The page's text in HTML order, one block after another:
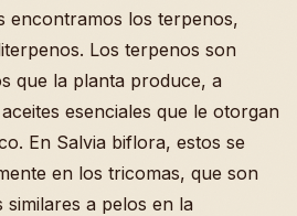
encontramos los terpenos,
Los terpenos son
que la planta produce, a
esenciales que le otorgan
En Salvia biflora, estos se
en los tricomas, que son
a pelos en la